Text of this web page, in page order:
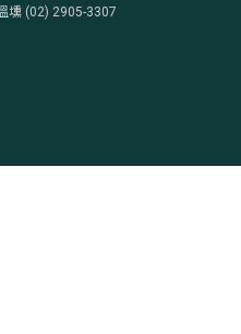
壎 (02) 2905-3307